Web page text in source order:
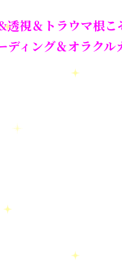
視＆トラウマ根こ
ディング＆オラクル